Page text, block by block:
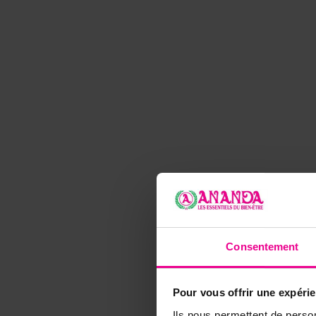
Consentement
Pour vous offrir une